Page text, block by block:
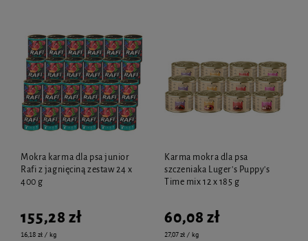
Mokra karma dla psa junior
Rafi z jagnięciną zestaw 24 x
400 g
155,28 zł
16,18 zł / kg
Karma mokra dla psa
szczeniaka Luger's Puppy's
Time mix 12 x 185 g
60,08 zł
27,07 zł / kg